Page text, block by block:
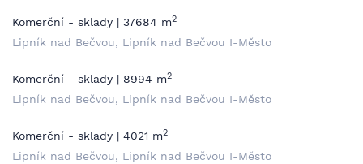
Komerční - sklady | 37684 m2
Lipník nad Bečvou, Lipník nad Bečvou I-Město
Komerční - sklady | 8994 m2
Lipník nad Bečvou, Lipník nad Bečvou I-Město
Komerční - sklady | 4021 m2
Lipník nad Bečvou, Lipník nad Bečvou I-Město